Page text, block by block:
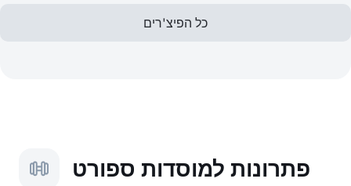
כל הפיצ'רים
פתרונות למוסדות ספורט